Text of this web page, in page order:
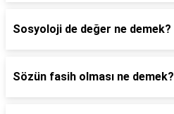
Sosyoloji de değer ne demek?
Sözün fasih olması ne demek?